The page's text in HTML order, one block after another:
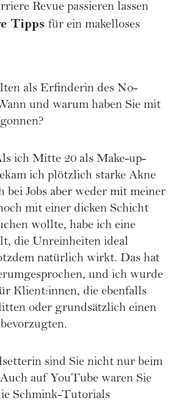
Revue passieren lassen
Tipps für ein makelloses
als Erfinderin des No-
und warum haben Sie mit
ich Mitte 20 als Make-up-
ich plötzlich starke Akne
bei Jobs aber weder mit meiner
mit einer dicken Schicht
wollte, habe ich eine
die Unreinheiten ideal
natürlich wirkt. Das hat
und ich wurde
Klient:innen, die ebenfalls
oder grundsätzlich einen
sind Sie nicht nur beim
auf YouTube waren Sie
Schmink-Tutorials